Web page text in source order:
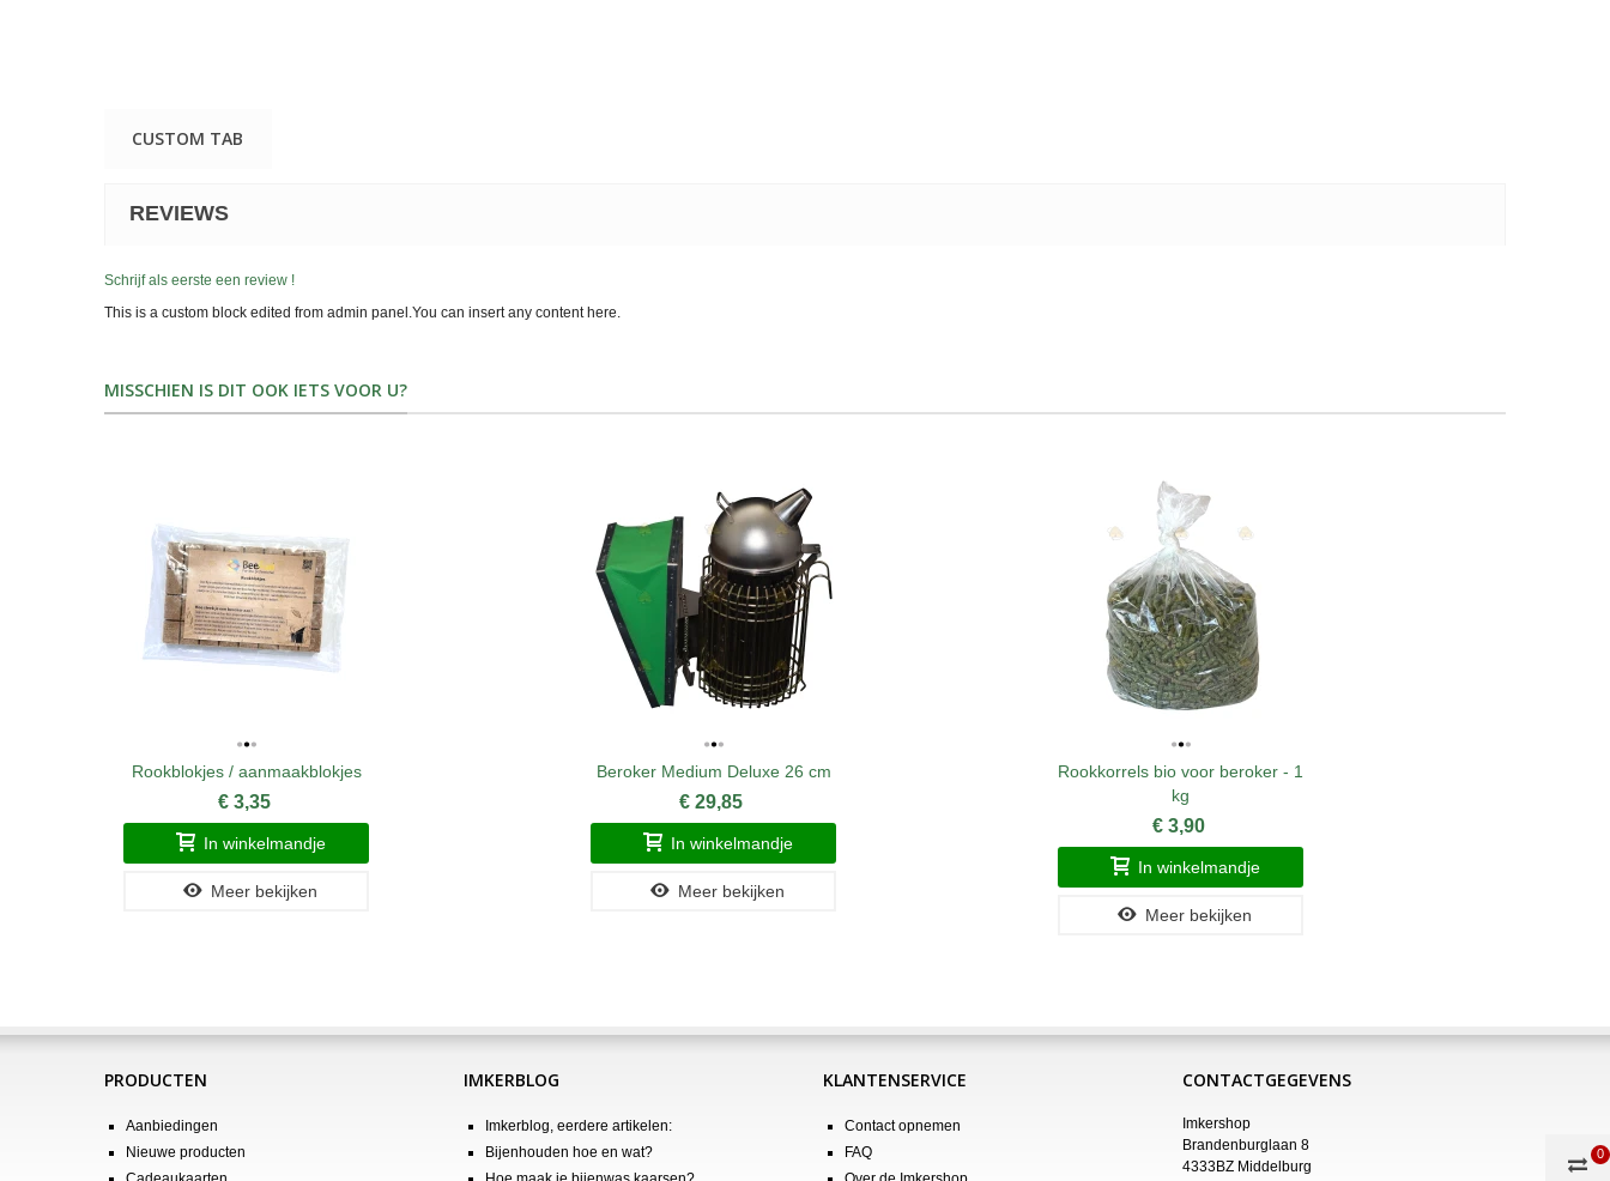
CUSTOM TAB
REVIEWS
Schrijf als eerste een review !
This is a custom block edited from admin panel.You can insert any content here.
MISSCHIEN IS DIT OOK IETS VOOR U?
Rookblokjes / aanmaakblokjes
€ 3,35
In winkelmandje
Meer bekijken
Beroker Medium Deluxe 26 cm
€ 29,85
In winkelmandje
Meer bekijken
Rookkorrels bio voor beroker - 1
kg
€ 3,90
In winkelmandje
Meer bekijken
PRODUCTEN
Aanbiedingen
Nieuwe producten
IMKERBLOG
Imkerblog, eerdere artikelen:
Bijenhouden hoe en wat?
KLANTENSERVICE
Contact opnemen
FAQ
CONTACTGEGEVENS
Imkershop
Brandenburglaan 8
4333BZ Middelburg
0